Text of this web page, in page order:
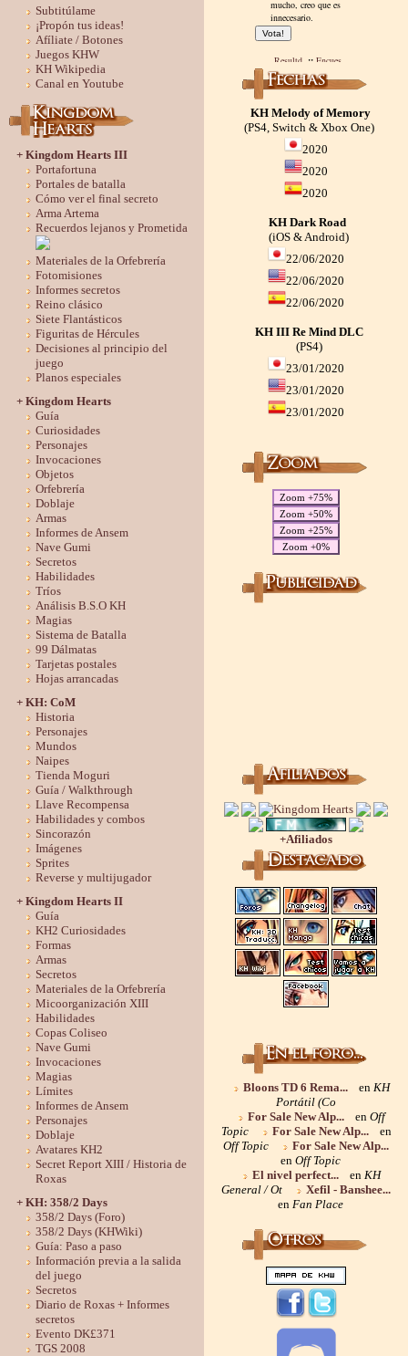
Subtitúlame
¡Propón tus ideas!
Afíliate / Botones
Juegos KHW
KH Wikipedia
Canal en Youtube
+ Kingdom Hearts III
Portafortuna
Portales de batalla
Cómo ver el final secreto
Arma Artema
Recuerdos lejanos y Prometida
Materiales de la Orfebrería
Fotomisiones
Informes secretos
Reino clásico
Siete Flantásticos
Figuritas de Hércules
Decisiones al principio del
juego
Planos especiales
+ Kingdom Hearts
Guía
Curiosidades
Personajes
Invocaciones
Objetos
Orfebrería
Doblaje
Armas
Informes de Ansem
Nave Gumi
Secretos
Habilidades
Tríos
Análisis B.S.O KH
Magias
Sistema de Batalla
99 Dálmatas
Tarjetas postales
Hojas arrancadas
+ KH: CoM
Historia
Personajes
Mundos
Naipes
Tienda Moguri
Guía / Walkthrough
Llave Recompensa
Habilidades y combos
Sincorazón
Imágenes
Sprites
Reverse y multijugador
+ Kingdom Hearts II
Guía
KH2 Curiosidades
Formas
Armas
Secretos
Materiales de la Orfebrería
Micoorganización XIII
Habilidades
Copas Coliseo
Nave Gumi
Invocaciones
Magias
Límites
Informes de Ansem
Personajes
Doblaje
Avatares KH2
Secret Report XIII / Historia de
Roxas
+ KH: 358/2 Days
358/2 Days (Foro)
358/2 Days (KHWiki)
Guía: Paso a paso
Información previa a la salida
del juego
Secretos
Diario de Roxas + Informes
secretos
Evento DK£371
TGS 2008
KH Melody of Memory
(PS4, Switch & Xbox One)
2020
2020
2020
KH Dark Road
(iOS & Android)
22/06/2020
22/06/2020
22/06/2020
KH III Re Mind DLC
(PS4)
23/01/2020
23/01/2020
23/01/2020
Zoom +75%
Zoom +50%
Zoom +25%
Zoom +0%
+Afiliados
Bloons TD 6 Rema... en KH
Portátil (Co
For Sale New Alp...
en Off
Topic
For Sale New Alp...
en
Off Topic
For Sale New Alp...
en Off Topic
El nivel perfect...
en KH
General / Ot
Xefil - Banshee...
en Fan Place